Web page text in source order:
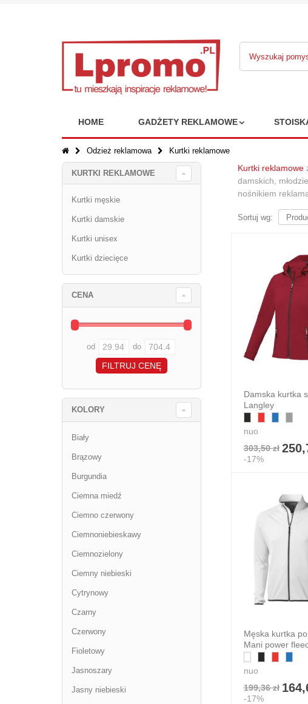
HOME GADŻETY REKLAMOWE
Odzież reklamowa Kurtki reklamowe
Kurtki reklamowe
damskich,
nośnikiem
Sortuj wg:
Damska kurtka
Langley
nuo
303,50 zł
-17%
Męska kurtka
Mani power
nuo
199,36 zł
-17%
KURTKI REKLAMOWE
Kurtki męskie
Kurtki damskie
Kurtki unisex
Kurtki dziecięce
CENA
od do
KOLORY
Biały
Brązowy
Burgundia
Ciemna miedź
Ciemno czerwony
Ciemnoniebieskawy
Ciemnozielony
Ciemny niebieski
Cytrynowy
Czarny
Czerwony
Fioletowy
Jasnoszary
Jasny niebieski